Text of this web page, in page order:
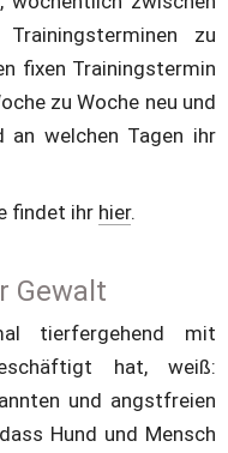
zu
fixen Trainingstermin
zu Woche neu und
welchen Tagen ihr
findet ihr hier.
Gewalt
tierfergehend mit
hat, weiß:
und angstfreien
Hund und Mensch